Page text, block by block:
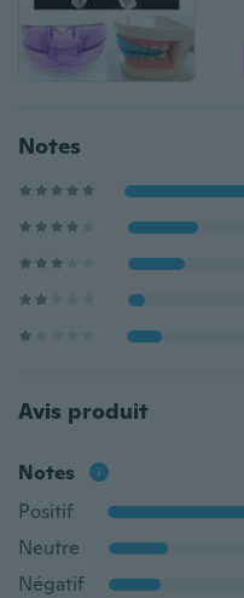
Notes
Avis produit
Notes
Positif
Neutre
Négatif